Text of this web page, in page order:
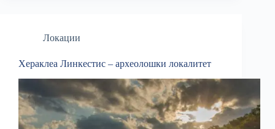
Локации
Хераклеа Линкестис – археолошки локалитет